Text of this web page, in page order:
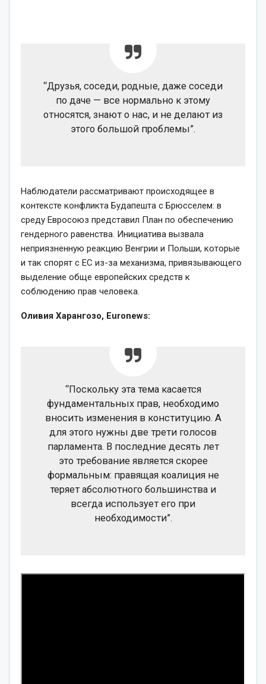
“Друзья, соседи, родные, даже соседи
по даче — все нормально к этому
относятся, знают о нас, и не делают из
этого большой проблемы”.
Наблюдатели рассматривают происходящее в
контексте конфликта Будапешта с Брюсселем: в
среду Евросоюз представил План по обеспечению
гендерного равенства. Инициатива вызвала
неприязненную реакцию Венгрии и Польши, которые
и так спорят с ЕС из-за механизма, привязывающего
выделение обще европейских средств к
соблюдению прав человека.
Оливия Харангозо, Euronews:
“Поскольку эта тема касается
фундаментальных прав, необходимо
вносить изменения в конституцию. А
для этого нужны две трети голосов
парламента. В последние десять лет
это требование является скорее
формальным: правящая коалиция не
теряет абсолютного большинства и
всегда использует его при
необходимости”.